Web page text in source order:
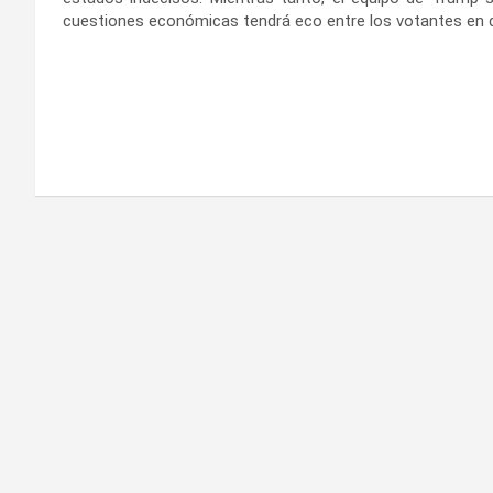
cuestiones económicas tendrá eco entre los votantes en